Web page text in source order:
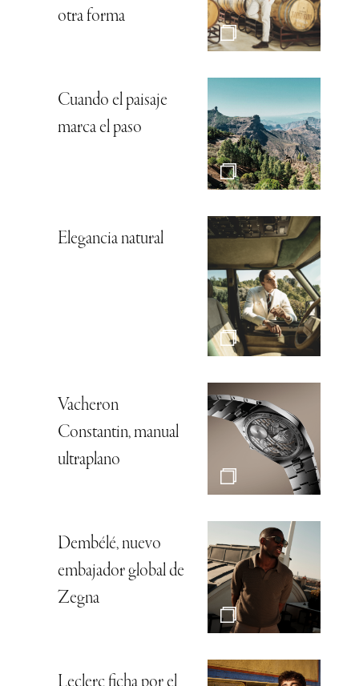
otra forma
Cuando el paisaje
marca el paso
Elegancia natural
Vacheron
Constantin, manual
ultraplano
Dembélé, nuevo
embajador global de
Zegna